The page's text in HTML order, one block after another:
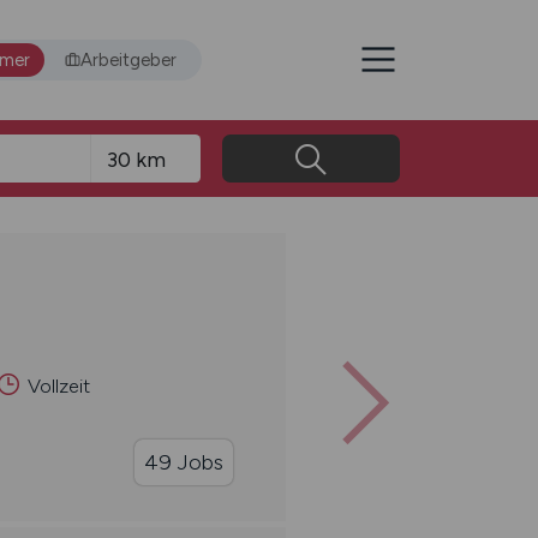
Arbeitgeber
Vollzeit
49 Jobs